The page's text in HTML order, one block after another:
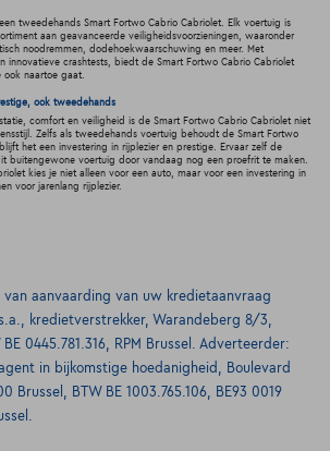
tweedehands Smart Fortwo Cabrio Cabriolet. Elk voertuig is
aan geavanceerde veiligheidsvoorzieningen, waaronder
noodremmen, dodehoekwaarschuwing en meer. Met
innovatieve crashtests, biedt de Smart Fortwo Cabrio Cabriolet
naartoe gaat.
ook tweedehands
comfort en veiligheid is de Smart Fortwo Cabrio Cabriolet niet
Zelfs als tweedehands voertuig behoudt de Smart Fortwo
het een investering in rijplezier en prestige. Ervaar zelf de
buitengewone voertuig door vandaag nog een proefrit te maken.
kies je niet alleen voor een auto, maar voor een investering in
voor jarenlang rijplezier.
aanvaarding van uw kredietaanvraag
kredietverstrekker, Warandeberg 8/3,
0445.781.316, RPM Brussel. Adverteerder:
in bijkomstige hoedanigheid, Boulevard
Brussel, BTW BE 1003.765.106, BE93 0019